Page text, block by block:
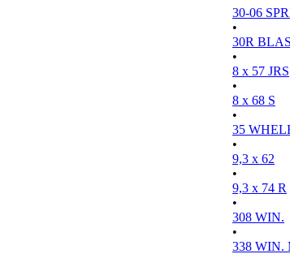
30-06
•
30R
•
8 x 57 JRS
•
8 x 68 S
•
35
•
9,3 x 62
•
9,3 x 74 R
•
308 WIN.
•
338 WIN.